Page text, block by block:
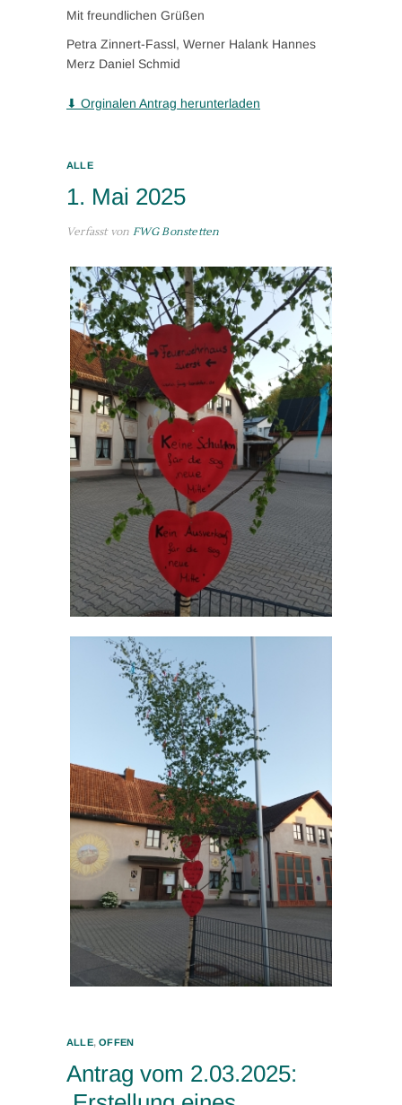
Mit freundlichen Grüßen
Petra Zinnert-Fassl, Werner Halank Hannes
Merz Daniel Schmid
⬇ Orginalen Antrag herunterladen
ALLE
1. Mai 2025
Verfasst von FWG Bonstetten
ALLE,OFFEN
Antrag vom 2.03.2025: